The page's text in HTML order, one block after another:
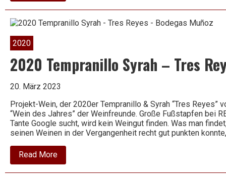
Tempranillo
Vendimia
2020
2020 Tempranillo Syrah – Tres
20. März 2023
Projekt-Wein, der 2020er Tempranillo & Syrah “Tres Reyes”
“Wein des Jahres” der Weinfreunde. Große Fußstapfen bei
Tante Google sucht, wird kein Weingut finden. Was man
seinen Weinen in der Vergangenheit recht gut punkten
Read Moreabout
2020
Tempranillo